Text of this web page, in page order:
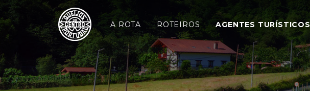
Saltar para o conteúdo principal
Burel Factory
A ROTA ROTEIROS AGENTES TURÍSTICOS